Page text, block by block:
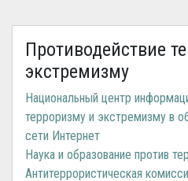
Противодействие
экстремизму
Национальный центр
терроризму и экстремизму в
сети Интернет
Наука и образование против
Антитеррористическая